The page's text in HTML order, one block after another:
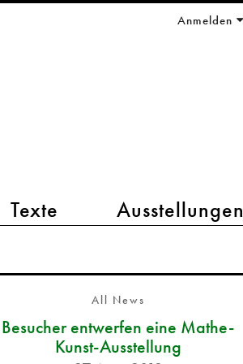
Texte Ausstellungen
Anmelden
All News
Besucher entwerfen eine Mathe-
Kunst-Ausstellung